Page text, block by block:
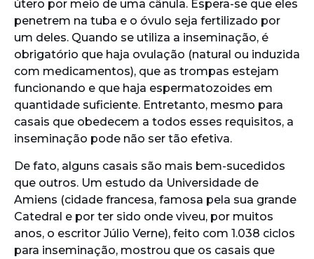
útero por meio de uma cânula. Espera-se que eles
penetrem na tuba e o óvulo seja fertilizado por
um deles. Quando se utiliza a inseminação, é
obrigatório que haja ovulação (natural ou induzida
com medicamentos), que as trompas estejam
funcionando e que haja espermatozoides em
quantidade suficiente. Entretanto, mesmo para
casais que obedecem a todos esses requisitos, a
inseminação pode não ser tão efetiva.
De fato, alguns casais são mais bem-sucedidos
que outros. Um estudo da Universidade de
Amiens (cidade francesa, famosa pela sua grande
Catedral e por ter sido onde viveu, por muitos
anos, o escritor Júlio Verne), feito com 1.038 ciclos
para inseminação, mostrou que os casais que